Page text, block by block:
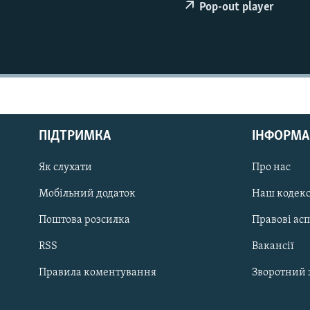
ПОДКАСТИ
КРИМ РЕАЛІЇ
ДОЛУЧАЙСЯ!
Pop-out player
ПІДТРИМКА
Як слухати
Мобільний додаток
Поштова розсилка
RSS
Правила коментування
Про нас
Наш кодекс
Правові
Вакансії
Зворотний